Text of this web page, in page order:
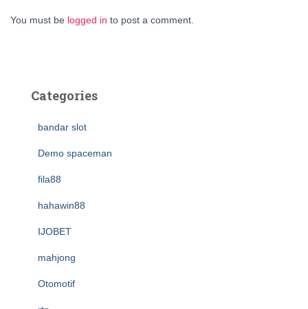
You must be logged in to post a comment.
Categories
bandar slot
Demo spaceman
fila88
hahawin88
IJOBET
mahjong
Otomotif